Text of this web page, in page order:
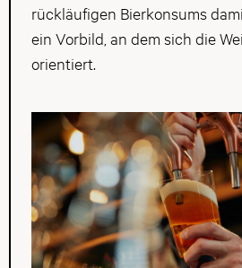
rückläufigen Bierkonsums
ein Vorbild, an dem sich die
orientiert.